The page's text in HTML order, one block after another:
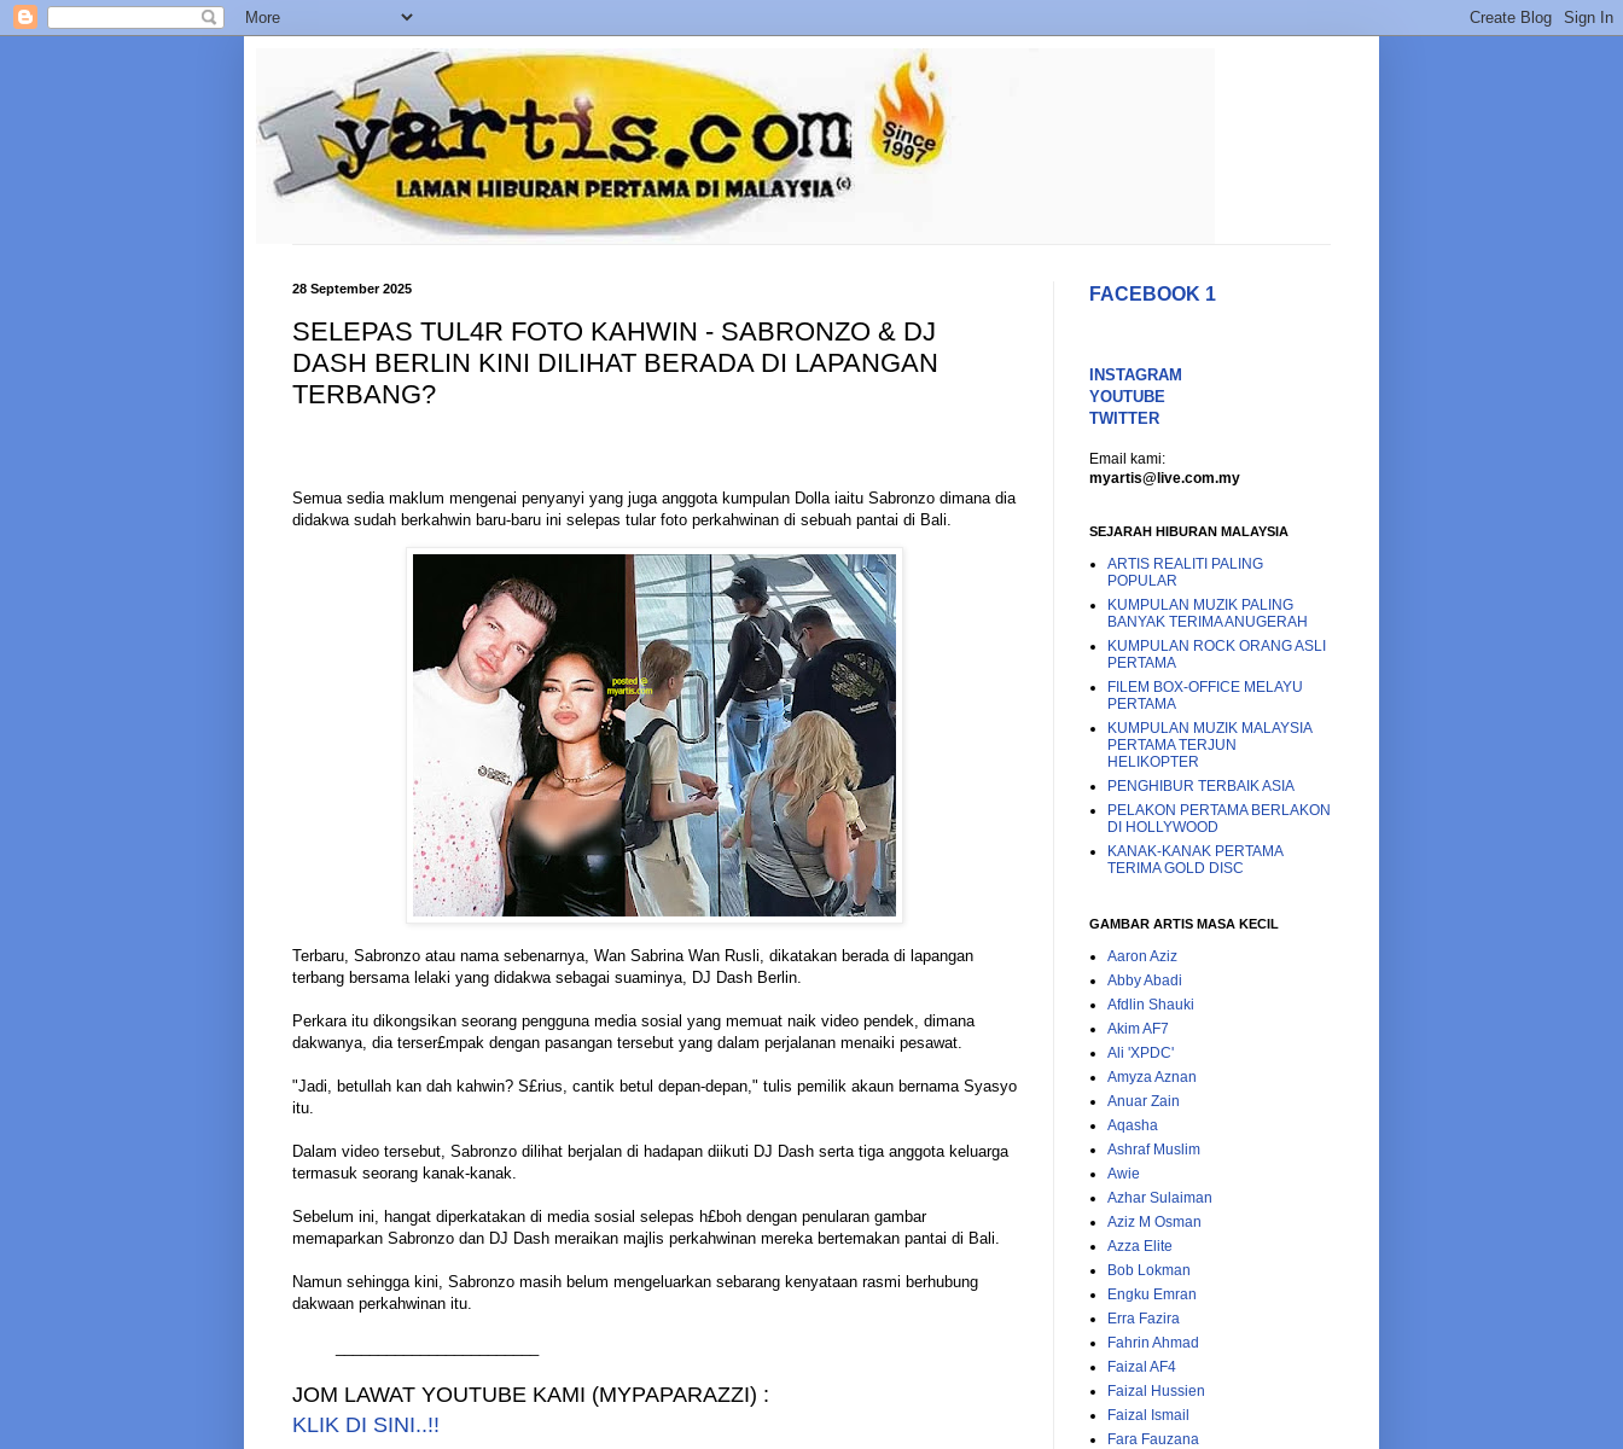
28 September 2025
SELEPAS TUL4R FOTO KAHWIN - SABRONZO & DJ
DASH BERLIN KINI DILIHAT BERADA DI LAPANGAN
TERBANG?
Semua sedia maklum mengenai penyanyi yang juga anggota kumpulan Dolla iaitu Sabronzo dimana dia
didakwa sudah berkahwin baru-baru ini selepas tular foto perkahwinan di sebuah pantai di Bali.
Terbaru, Sabronzo atau nama sebenarnya, Wan Sabrina Wan Rusli, dikatakan berada di lapangan
terbang bersama lelaki yang didakwa sebagai suaminya, DJ Dash Berlin.
Perkara itu dikongsikan seorang pengguna media sosial yang memuat naik video pendek, dimana
dakwanya, dia terser£mpak dengan pasangan tersebut yang dalam perjalanan menaiki pesawat.
"Jadi, betullah kan dah kahwin? S£rius, cantik betul depan-depan," tulis pemilik akaun bernama Syasyo
itu.
Dalam video tersebut, Sabronzo dilihat berjalan di hadapan diikuti DJ Dash serta tiga anggota keluarga
termasuk seorang kanak-kanak.
Sebelum ini, hangat diperkatakan di media sosial selepas h£boh dengan penularan gambar
memaparkan Sabronzo dan DJ Dash meraikan majlis perkahwinan mereka bertemakan pantai di Bali.
Namun sehingga kini, Sabronzo masih belum mengeluarkan sebarang kenyataan rasmi berhubung
dakwaan perkahwinan itu.
JOM LAWAT YOUTUBE KAMI (MYPAPARAZZI) :
KLIK DI SINI..!!
FACEBOOK 1
INSTAGRAM
YOUTUBE
TWITTER
Email kami:
myartis@live.com.my
SEJARAH HIBURAN MALAYSIA
ARTIS REALITI PALING
POPULAR
KUMPULAN MUZIK PALING
BANYAK TERIMA ANUGERAH
KUMPULAN ROCK ORANG ASLI
PERTAMA
FILEM BOX-OFFICE MELAYU
PERTAMA
KUMPULAN MUZIK MALAYSIA
PERTAMA TERJUN
HELIKOPTER
PENGHIBUR TERBAIK ASIA
PELAKON PERTAMA BERLAKON
DI HOLLYWOOD
KANAK-KANAK PERTAMA
TERIMA GOLD DISC
GAMBAR ARTIS MASA KECIL
Aaron Aziz
Abby Abadi
Afdlin Shauki
Akim AF7
Ali 'XPDC'
Amyza Aznan
Anuar Zain
Aqasha
Ashraf Muslim
Awie
Azhar Sulaiman
Aziz M Osman
Azza Elite
Bob Lokman
Engku Emran
Erra Fazira
Fahrin Ahmad
Faizal AF4
Faizal Hussien
Faizal Ismail
Fara Fauzana